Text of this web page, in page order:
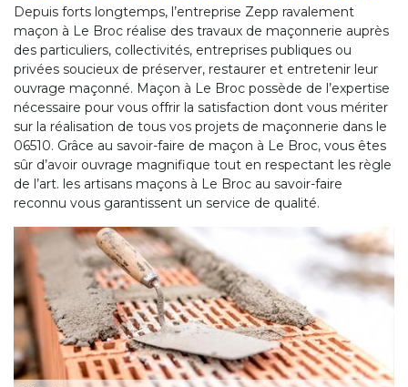
Depuis forts longtemps, l’entreprise Zepp ravalement
maçon à Le Broc réalise des travaux de maçonnerie auprès
des particuliers, collectivités, entreprises publiques ou
privées soucieux de préserver, restaurer et entretenir leur
ouvrage maçonné. Maçon à Le Broc possède de l’expertise
nécessaire pour vous offrir la satisfaction dont vous mériter
sur la réalisation de tous vos projets de maçonnerie dans le
06510. Grâce au savoir-faire de maçon à Le Broc, vous êtes
sûr d’avoir ouvrage magnifique tout en respectant les règle
de l’art. les artisans maçons à Le Broc au savoir-faire
reconnu vous garantissent un service de qualité.